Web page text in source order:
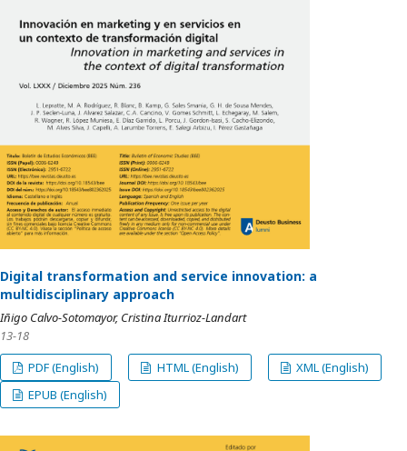
Digital transformation and service innovation: a
multidisciplinary approach
Iñigo Calvo-Sotomayor, Cristina Iturrioz-Landart
13-18
PDF (English)
HTML (English)
XML (English)
EPUB (English)